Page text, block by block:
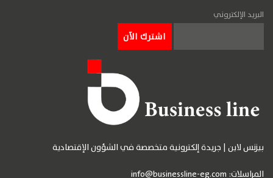
البريد الإلكتروني
بيزنس لاين | جريدة إلكترونية متخصصة في الشؤون الإقتصادية
المراسلات: info@businessline-eg.com